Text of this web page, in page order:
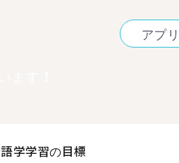
アプ
語学学習の目標